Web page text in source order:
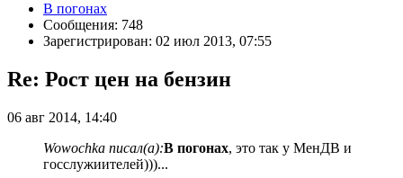
В погонах
Сообщения: 748
Зарегистрирован: 02 июл 2013, 07:55
Re: Рост цен на бензин
06 авг 2014, 14:40
Wowochka писал(а):В погонах, это так у МенДВ и
госслужиителей)))...